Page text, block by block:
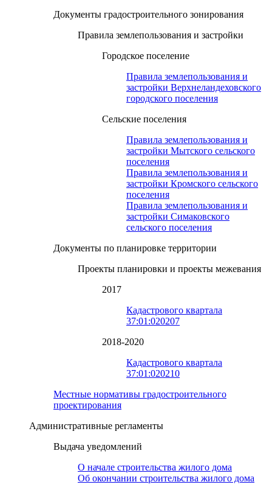
Документы градостроительного зонирования
Правила землепользования и застройки
Городское поселение
Правила землепользования и
застройки Верхнеландеховского
городского поселения
Сельские поселения
Правила землепользования и
застройки Мытского сельского
поселения
Правила землепользования и
застройки Кромского сельского
поселения
Правила землепользования и
застройки Симаковского
сельского поселения
Документы по планировке территории
Проекты планировки и проекты межевания
2017
Кадастрового квартала
37:01:020207
2018-2020
Кадастрового квартала
37:01:020210
Местные нормативы градостроительного
проектирования
Административные регламенты
Выдача уведомлений
О начале строительства жилого дома
Об окончании строительства жилого дома